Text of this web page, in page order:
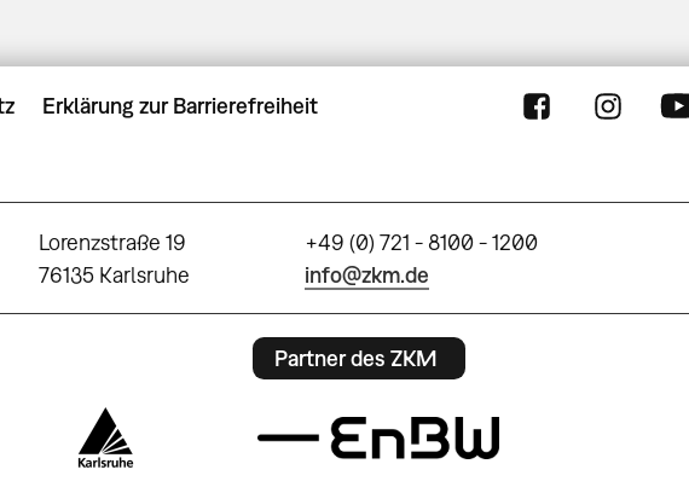
Erklärung zur Barrierefreiheit
Lorenzstraße 19
76135 Karlsruhe
+49 (0) 721 - 8100 - 1200
info@zkm.de
Partner des ZKM